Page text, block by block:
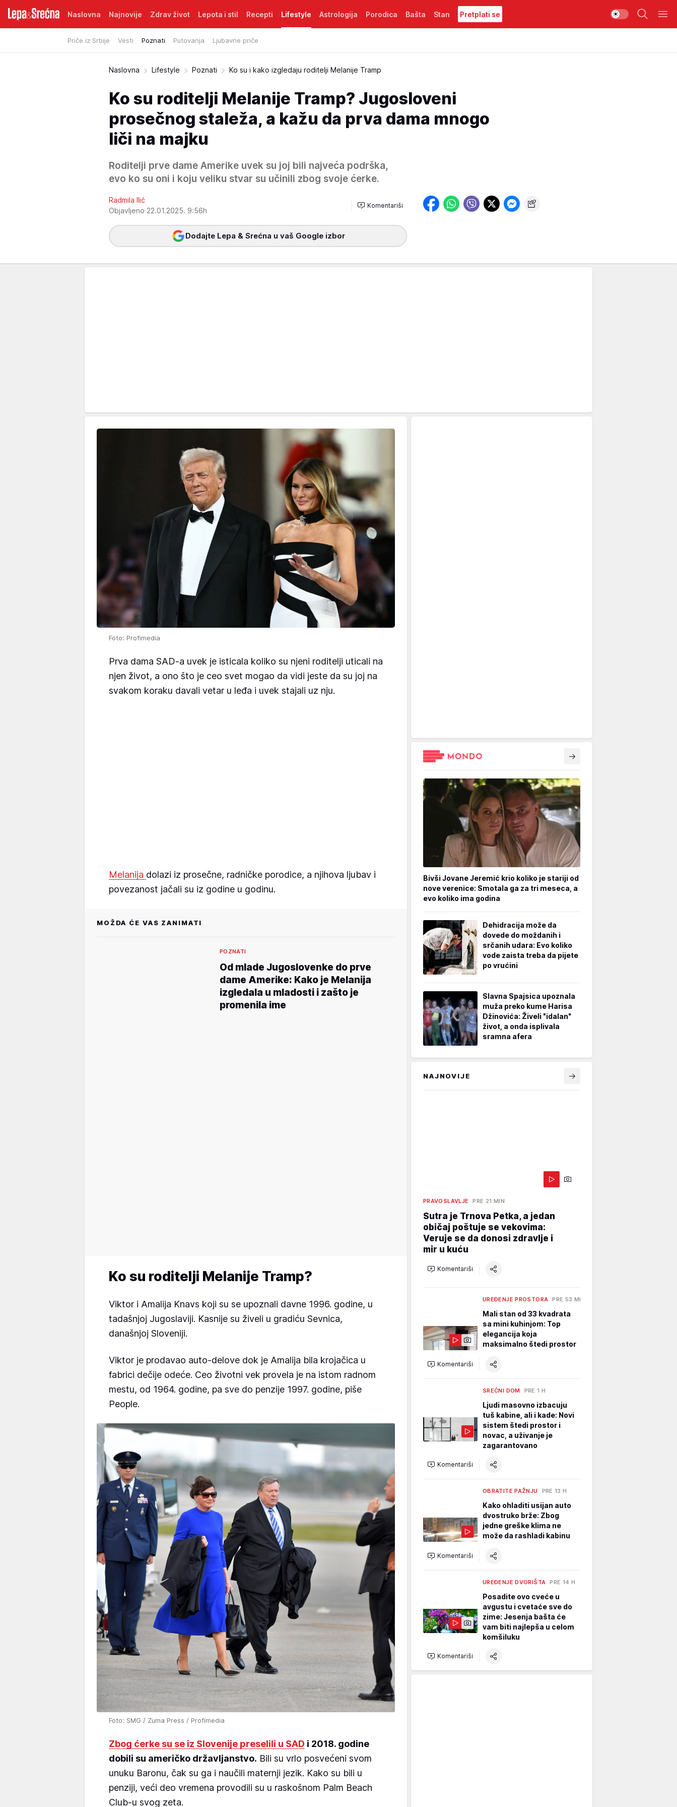
Naslovna Najnovije Zdrav život Lepota i stil Recepti Lifestyle
Priče iz Srbije Vesti Poznati Putovanja Ljubavne priče
Astrologija Porodica Bašta Stan Pretplati se
Naslovna Lifestyle Poznati Ko su i kako izgledaju roditelji Melanije Tramp
Ko su roditelji Melanije Tramp? Jugosloveni
prosečnog staleža, a kažu da prva dama mnogo
liči na majku
Roditelji prve dame Amerike uvek su joj bili najveća podrška,
evo ko su oni i koju veliku stvar su učinili zbog svoje ćerke.
Radmila Ilić
Objavljeno 22.01.2025. 9:56h
Komentariši
Dodajte Lepa & Srećna u vaš Google izbor
Foto: Profimedia
Prva dama SAD-a uvek je isticala koliko su njeni roditelji uticali na
njen život, a ono što je ceo svet mogao da vidi jeste da su joj na
svakom koraku davali vetar u leđa i uvek stajali uz nju.
Melanija dolazi iz prosečne, radničke porodice, a njihova ljubav i
povezanost jačali su iz godine u godinu.
MOŽDA ĆE VAS ZANIMATI
POZNATI
Od mlade Jugoslovenke do prve
dame Amerike: Kako je Melanija
izgledala u mladosti i zašto je
promenila ime
Ko su roditelji Melanije Tramp?
Viktor i Amalija Knavs koji su se upoznali davne 1996. godine, u
tadašnjoj Jugoslaviji. Kasnije su živeli u gradiću Sevnica,
današnjoj Sloveniji.
Viktor je prodavao auto-delove dok je Amalija bila krojačica u
fabrici dečije odeće. Ceo životni vek provela je na istom radnom
mestu, od 1964. godine, pa sve do penzije 1997. godine, piše
People.
Foto: SMG / Zuma Press / Profimedia
Zbog ćerke su se iz Slovenije preselili u SAD i 2018. godine
dobili su američko državljanstvo. Bili su vrlo posvećeni svom
unuku Baronu, čak su ga i naučili maternji jezik. Kako su bili u
penziji, veći deo vremena provodili su u raskošnom Palm Beach
Club-u svog zeta.
Bivši Jovane Jeremić krio koliko je stariji od
nove verenice: Smotala ga za tri meseca, a
evo koliko ima godina
Dehidracija može da
dovede do moždanih i
srčanih udara: Evo koliko
vode zaista treba da pijete
po vrućini
Slavna Spajsica upoznala
muža preko kume Harisa
Džinovića: Živeli "idalan"
život, a onda isplivala
sramna afera
NAJNOVIJE
PRAVOSLAVLJE PRE 21 MIN
Sutra je Trnova Petka, a jedan
običaj poštuje se vekovima:
Veruje se da donosi zdravlje i
mir u kuću
Komentariši
UREĐENJE PROSTORA PRE 53 MIN
Mali stan od 33 kvadrata
sa mini kuhinjom: Top
elegancija koja
maksimalno štedi prostor
Komentariši
SREĆNI DOM PRE 1 H
Ljudi masovno izbacuju
tuš kabine, ali i kade: Novi
sistem štedi prostor i
novac, a uživanje je
zagarantovano
Komentariši
OBRATITE PAŽNJU PRE 13 H
Kako ohladiti usijan auto
dvostruko brže: Zbog
jedne greške klima ne
može da rashladi kabinu
Komentariši
UREĐENJE DVORIŠTA PRE 14 H
Posadite ovo cveće u
avgustu i cvetaće sve do
zime: Jesenja bašta će
vam biti najlepša u celom
komšiluku
Komentariši